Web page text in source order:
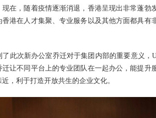
现在，随着疫情逐渐消退，香港呈现出非常蓬勃
港在人才集聚、专业服务以及其他方面都具有
了此次新办公室乔迁对于集团内部的重要意义
迁让不同平台上的专业团队在一起办公，能提升
，利于打造开放共生的企业文化。